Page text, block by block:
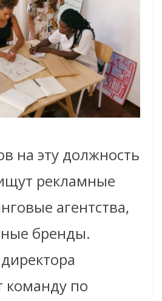
на эту должность
рекламные
агентства,
бренды.
команду по